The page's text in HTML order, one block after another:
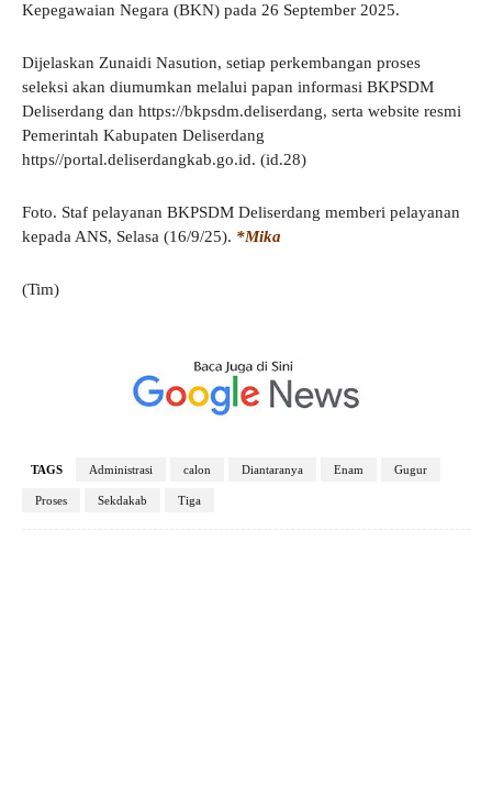
Kepegawaian Negara (BKN) pada 26 September 2025.
Dijelaskan Zunaidi Nasution, setiap perkembangan proses
seleksi akan diumumkan melalui papan informasi BKPSDM
Deliserdang dan https://bkpsdm.deliserdang, serta website resmi
Pemerintah Kabupaten Deliserdang
https//portal.deliserdangkab.go.id. (id.28)
Foto. Staf pelayanan BKPSDM Deliserdang memberi pelayanan
kepada ANS, Selasa (16/9/25). *Mika
(Tim)
TAGS Administrasi calon Diantaranya Enam Gugur
Proses Sekdakab Tiga